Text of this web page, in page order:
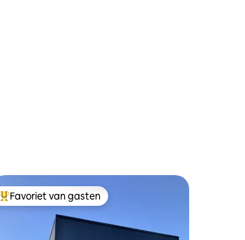
Topfavoriet van gasten
Favoriet van gasten